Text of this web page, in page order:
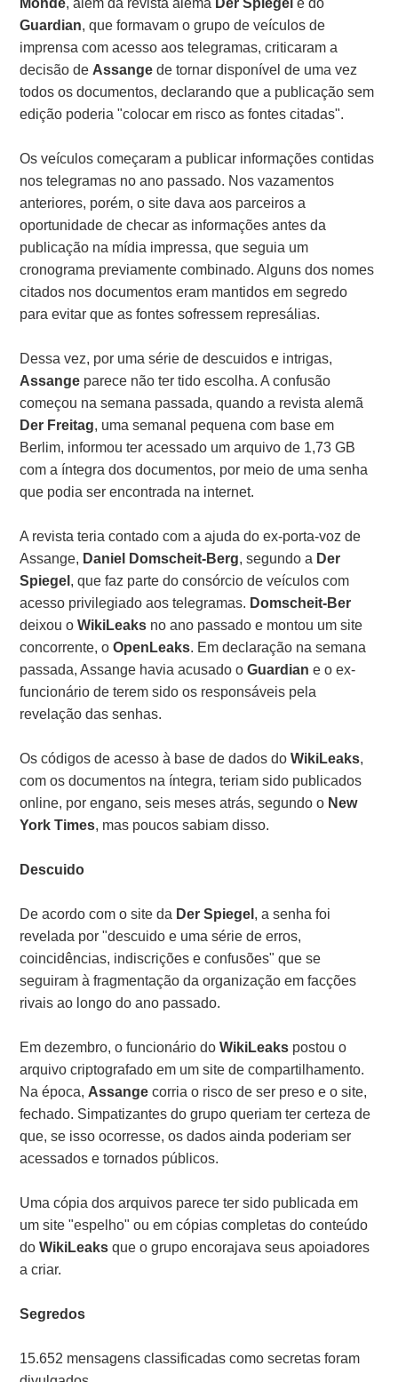
Guardian, que formavam o grupo de veículos de
imprensa com acesso aos telegramas, criticaram a
decisão de Assangede tornar disponível de uma vez
todos os documentos, declarando que a publicação sem
edição poderia "colocar em risco as fontes citadas".
Os veículos começaram a publicar informações contidas
nos telegramas no ano passado. Nos vazamentos
anteriores, porém, o site dava aos parceiros a
oportunidade de checar as informações antes da
publicação na mídia impressa, que seguia um
cronograma previamente combinado. Alguns dos nomes
citados nos documentos eram mantidos em segredo
para evitar que as fontes sofressem represálias.
Dessa vez, por uma série de descuidos e intrigas,
Assange parece não ter tido escolha. A confusão
começou na semana passada, quando a revista alemã
Der Freitag, uma semanal pequena com base em
Berlim, informou ter acessado um arquivo de 1,73 GB
com a íntegra dos documentos, por meio de uma senha
que podia ser encontrada na internet.
A revista teria contado com a ajuda do ex-porta-voz de
Assange, Daniel Domscheit-Berg, segundo a Der
Spiegel , que faz parte do consórcio de veículos com
acesso privilegiado aos telegramas. Domscheit-Ber
deixou oWikiLeaks no ano passado e montou um site
concorrente, oOpenLeaks. Em declaração na semana
passada, Assange havia acusado oGuardiane o ex-
funcionário de terem sido os responsáveis pela
revelação das senhas.
Os códigos de acesso à base de dados doWikiLeaks,
com os documentos na íntegra, teriam sido publicados
online, por engano, seis meses atrás, segundo o New
York Times, mas poucos sabiam disso.
Descuido
De acordo com o site da Der Spiegel , a senha foi
revelada por "descuido e uma série de erros,
coincidências, indiscrições e confusões" que se
seguiram à fragmentação da organização em facções
rivais ao longo do ano passado.
Em dezembro, o funcionário doWikiLeaks postou o
arquivo criptografado em um site de compartilhamento.
Na época, Assangecorria o risco de ser preso e o site,
fechado. Simpatizantes do grupo queriam ter certeza de
que, se isso ocorresse, os dados ainda poderiam ser
acessados e tornados públicos.
Uma cópia dos arquivos parece ter sido publicada em
um site "espelho" ou em cópias completas do conteúdo
doWikiLeaksque o grupo encorajava seus apoiadores
a criar.
Segredos
15.652 mensagens classificadas como secretas foram